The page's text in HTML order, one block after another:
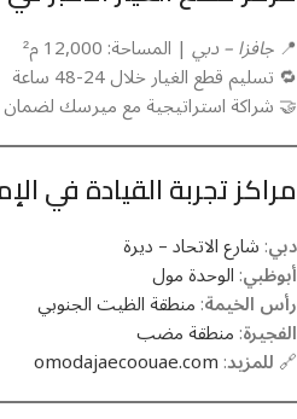
📍جافزا – دبي | المساحة: 12,000 م²
🔁 تسليم قطع الغيار خلال 24-48 ساعة
🤝 شراكة استراتيجية مع ميرسك لضمان
مراكز تجربة القيادة في
دبي:شارع الاتحاد – ديرة
أبوظبي:الوحدة مول
رأس الخيمة:منطقة الظيت الجنوبي
الفجيرة:منطقة مضب
🔗للمزيد:
omodajaecoouae.com